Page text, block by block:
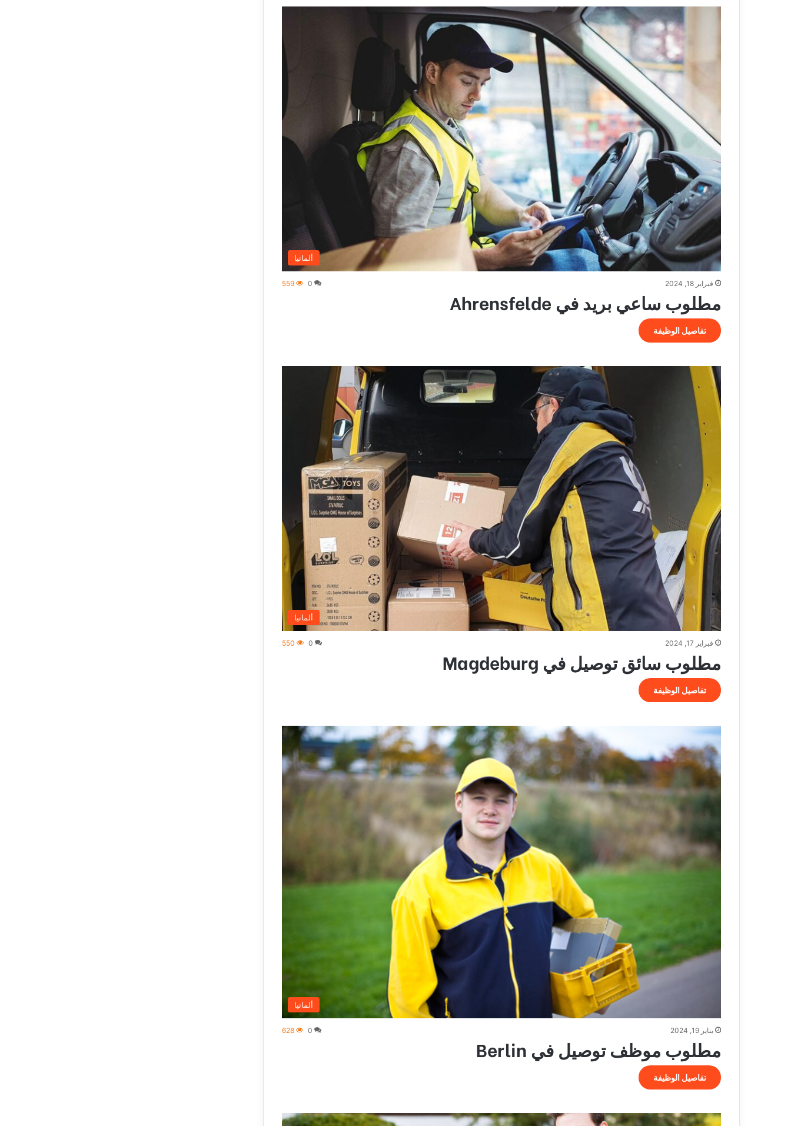
ألمانيا
فبراير 18, 2024 0
559
مطلوب ساعي بريد في Ahrensfelde
تفاصيل الوظيفة
ألمانيا
فبراير 17, 2024 0
550
مطلوب سائق توصيل في Magdeburg
تفاصيل الوظيفة
ألمانيا
يناير 19, 2024 0
628
مطلوب موظف توصيل في Berlin
تفاصيل الوظيفة